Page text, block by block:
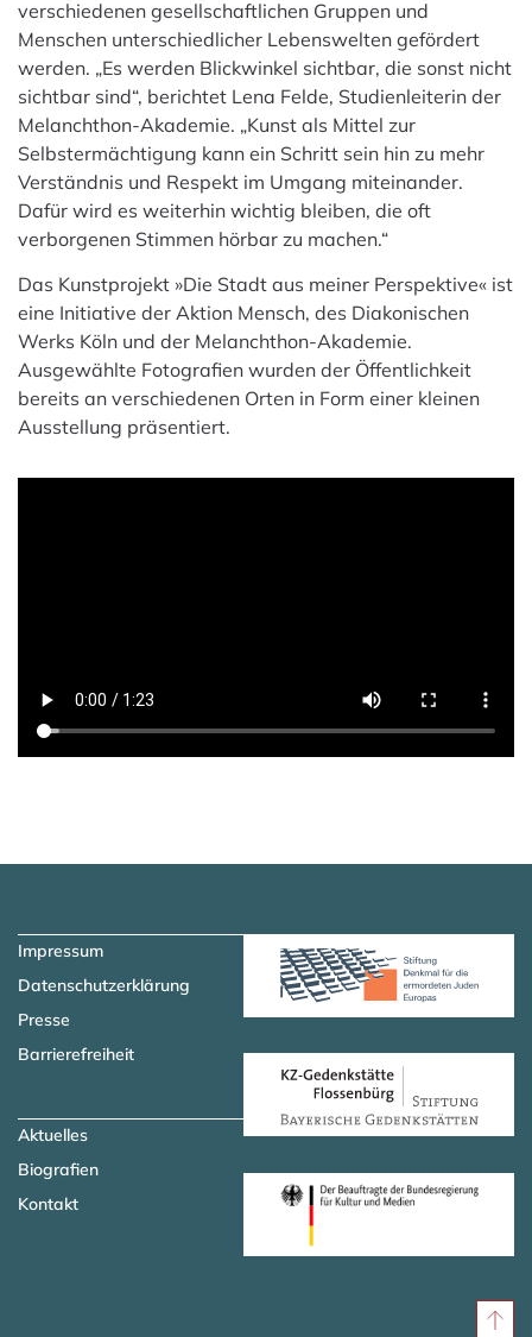
verschiedenen gesellschaftlichen Gruppen und
Menschen unterschiedlicher Lebenswelten gefördert
werden. „Es werden Blickwinkel sichtbar, die sonst nicht
sichtbar sind“, berichtet Lena Felde, Studienleiterin der
Melanchthon-Akademie. „Kunst als Mittel zur
Selbstermächtigung kann ein Schritt sein hin zu mehr
Verständnis und Respekt im Umgang miteinander.
Dafür wird es weiterhin wichtig bleiben, die oft
verborgenen Stimmen hörbar zu machen.“
Das Kunstprojekt »Die Stadt aus meiner Perspektive« ist
eine Initiative der Aktion Mensch, des Diakonischen
Werks Köln und der Melanchthon-Akademie.
Ausgewählte Fotografien wurden der Öffentlichkeit
bereits an verschiedenen Orten in Form einer kleinen
Ausstellung präsentiert.
Impressum
Datenschutzerklärung
Presse
Barrierefreiheit
Aktuelles
Biografien
Kontakt